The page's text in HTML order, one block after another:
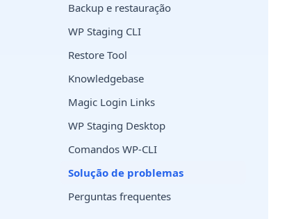
Backup e restauração
WP Staging CLI
Restore Tool
Knowledgebase
Magic Login Links
WP Staging Desktop
Comandos WP-CLI
Solução de problemas
Perguntas frequentes